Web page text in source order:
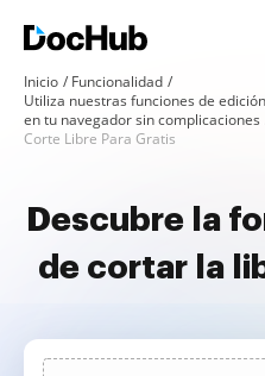
Inicio
Funcionalidad
Utiliza nuestras funciones de
en tu navegador sin complicaciones
Corte Libre Para Gratis
Descubre la
de cortar la